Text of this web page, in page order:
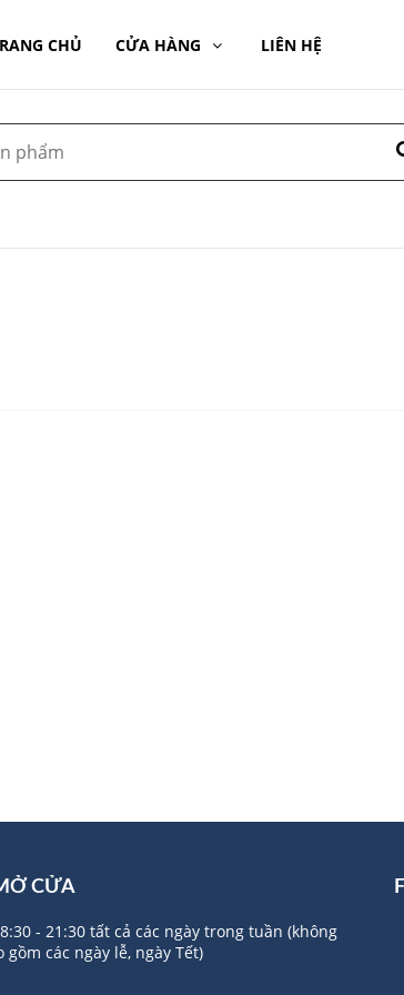
CHỦ CỬA HÀNG LIÊN HỆ
CỬA
- 21:30 tất cả các ngày trong tuần (không
gồm các ngày lễ, ngày Tết)